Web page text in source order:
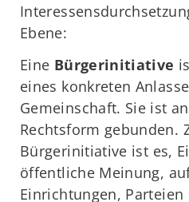
Ebene:
Eine Bürgerinitiative
eines konkreten
Gemeinschaft. Sie ist
Rechtsform gebunden.
Bürgerinitiative ist es,
öffentliche Meinung,
Einrichtungen,